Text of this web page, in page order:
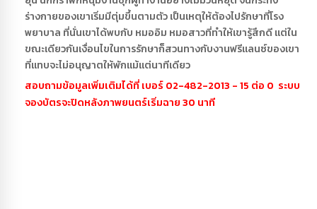
ร่างกายของเขาเริ่มมีตุ่มขึ้นตามตัว เป็นเหตุให้ต้องไปรักษาที่โรง
พยาบาล ที่นั่นเขาได้พบกับ หมออิม หมอสาวที่ทำให้เขารู้สึกดี แต่ใน
ขณะเดียวกันเงื่อนไขในการรักษาก็สวนทางกับงานฟรีแลนซ์ของเขา
ที่แทบจะไม่อนุญาตให้พักแม้แต่นาทีเดียว
สอบถามข้อมูลเพิ่มเติมได้ที่ เบอร์ 02-482-2013 - 15 ต่อ 0 ระบบ
จองบัตรจะปิดหลังภาพยนตร์เริ่มฉาย 30 นาที